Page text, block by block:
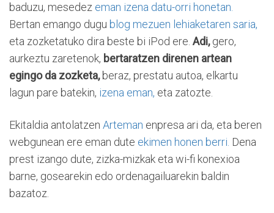
baduzu, mesedez eman izena datu-orri honetan.
Bertan emango dugu blog mezuen lehiaketaren saria,
eta zozketatuko dira beste bi iPod ere. Adi,gero,
aurkeztu zaretenok, bertaratzen direnen artean
egingo da zozketa,beraz, prestatu autoa, elkartu
lagun pare batekin, izena eman, eta zatozte.
Ekitaldia antolatzen Arteman enpresa ari da, eta beren
webgunean ere eman dute ekimen honen berri. Dena
prest izango dute, zizka-mizkak eta wi-fi konexioa
barne, gosearekin edo ordenagailuarekin baldin
bazatoz.